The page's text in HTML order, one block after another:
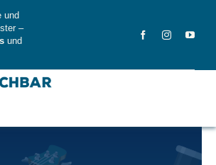
und
–
und